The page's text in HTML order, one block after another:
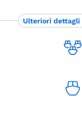
Ulteriori dettagli